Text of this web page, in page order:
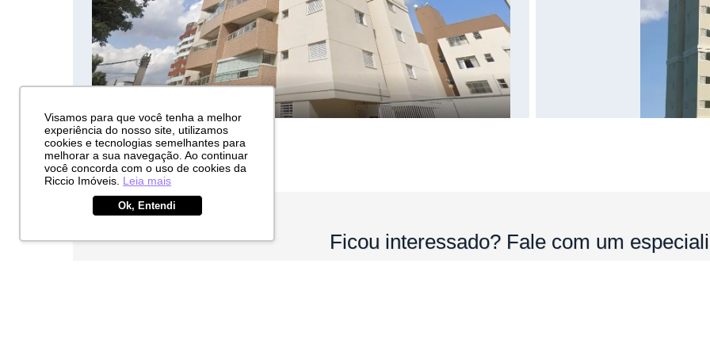
Ficou interessado? Fale com um
Visamos para que você tenha a melhor
experiência do nosso site, utilizamos
cookies e tecnologias semelhantes para
melhorar a sua navegação. Ao continuar
você concorda com o uso de cookies da
Riccio Imóveis. Leia mais
Ok, Entendi